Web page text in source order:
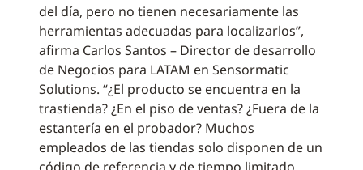
del día, pero no tienen necesariamente las
herramientas adecuadas para localizarlos”,
afirma Carlos Santos – Director de desarrollo
de Negocios para LATAM en Sensormatic
Solutions. “¿El producto se encuentra en la
trastienda? ¿En el piso de ventas? ¿Fuera de la
estantería en el probador? Muchos
empleados de las tiendas solo disponen de un